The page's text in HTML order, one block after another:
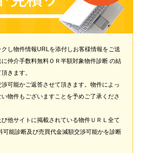
クし物件情報URLを添付しお客様情報をご送
仲介手数料無料ＯＲ半額対象物件診断 の結
きます。
可能かご返答させて頂きます。物件によっ
物件もございますことを予めご了承くださ
他サイトに掲載されている物件ＵＲＬ全て
可能診断及び売買代金減額交渉可能かを診断